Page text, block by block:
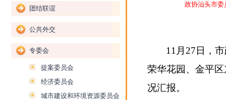
团结联谊
公共外交
专委会
提案委员会
经济委员会
城市建设和环境资源委员会
政协汕头市委
11月27日，
荣华花园、金平
况汇报。